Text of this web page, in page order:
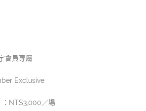
會員專屬
Exclusive
：NT$3,000／場